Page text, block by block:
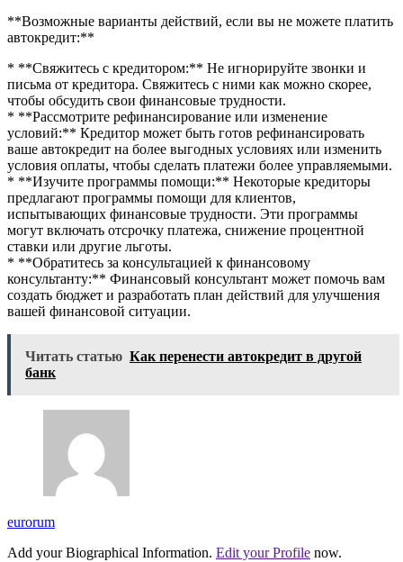
**Возможные варианты действий, если вы не можете платить
автокредит:**
* **Свяжитесь с кредитором:** Не игнорируйте звонки и
письма от кредитора. Свяжитесь с ними как можно скорее,
чтобы обсудить свои финансовые трудности.
* **Рассмотрите рефинансирование или изменение
условий:** Кредитор может быть готов рефинансировать
ваше автокредит на более выгодных условиях или изменить
условия оплаты, чтобы сделать платежи более управляемыми.
* **Изучите программы помощи:** Некоторые кредиторы
предлагают программы помощи для клиентов,
испытывающих финансовые трудности. Эти программы
могут включать отсрочку платежа, снижение процентной
ставки или другие льготы.
* **Обратитесь за консультацией к финансовому
консультанту:** Финансовый консультант может помочь вам
создать бюджет и разработать план действий для улучшения
вашей финансовой ситуации.
Читать статью Как перенести автокредит в другой
банк
eurorum
Add your Biographical Information. Edit your Profile now.